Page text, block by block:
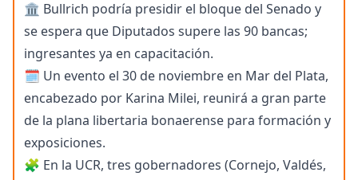
🏛️ Bullrich podría presidir el bloque del Senado y
se espera que Diputados supere las 90 bancas;
ingresantes ya en capacitación.
🗓️ Un evento el 30 de noviembre en Mar del Plata,
encabezado por Karina Milei, reunirá a gran parte
de la plana libertaria bonaerense para formación y
exposiciones.
🧩 En la UCR, tres gobernadores (Cornejo, Valdés,